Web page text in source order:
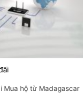
Mua hộ từ Madagascar